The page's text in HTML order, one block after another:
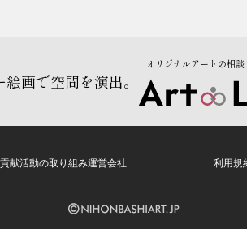
画で空間を演出。
オリジナルアートの相
献活動の取り組み運営会社 利用規